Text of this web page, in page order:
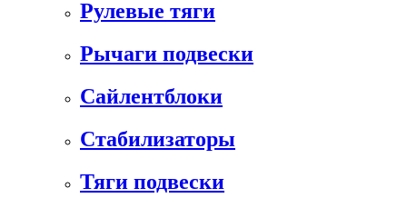
Рулевые тяги
Рычаги подвески
Сайлентблоки
Стабилизаторы
Тяги подвески